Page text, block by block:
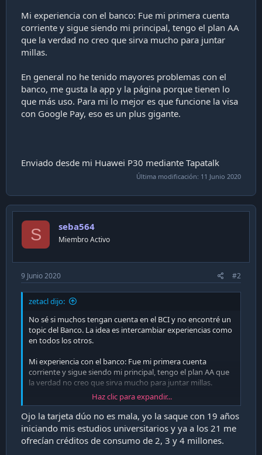
Mi experiencia con el banco: Fue mi primera cuenta
corriente y sigue siendo mi principal, tengo el plan AA
que la verdad no creo que sirva mucho para juntar
millas.
En general no he tenido mayores problemas con el
banco, me gusta la app y la página porque tienen lo
que más uso. Para mi lo mejor es que funcione la visa
con Google Pay, eso es un plus gigante.
Enviado desde mi Huawei P30 mediante Tapatalk
Última modificación: 11 Junio 2020
S seba564
Miembro Activo
9 Junio 2020 #2
zetacl dijo:
No sé si muchos tengan cuenta en el BCI y no encontré un
topic del Banco. La idea es intercambiar experiencias como
en todos los otros.
Mi experiencia con el banco: Fue mi primera cuenta
corriente y sigue siendo mi principal, tengo el plan AA que
la verdad no creo que sirva mucho para juntar millas.
En general no he tenido mayores problemas con el banco,
me gusta la app y la página porque tienen lo que más uso.
Para mi lo mejor es que funcione la visa con Google Pay,
eso es un plus gigante.
Haz clic para expandir...
Ojo la tarjeta dúo no es mala, yo la saque con 19 años
iniciando mis estudios universitarios y ya a los 21 me
ofrecían créditos de consumo de 2, 3 y 4 millones.